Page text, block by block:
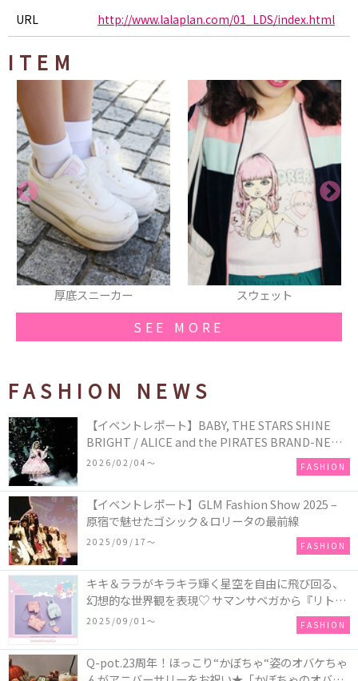
URL http://www.lalaplan.com/01_LDS/index.html
ITEM
厚底スニーカー スウェット
SEE MORE
FASHION NEWS
【イベントレポート】BABY, THE STARS SHINE
BRIGHT / ALICE and the PIRATES BRAND-NEW
COLLECTION in TOKYO
2026/02/04〜 FASHION
【イベントレポート】GLM Fashion Show 2025 –
原宿で魅せたゴシック＆ロリータの最前線
2025/09/17〜 FASHION
キキ＆ララがキラキラ輝く星空を自由に飛び回る、
幻想的な世界観を表現♡ サマンサベガから『リトル
ツインスターズ』50周年アニバーサリーイヤー』を
2025/09/01〜 FASHION
Q-pot.23周年！ほっこり“かぼちゃ“姿のオバケちゃ